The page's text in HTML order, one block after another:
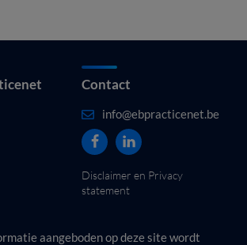
Contact
info@ebpracticenet.be
Disclaimer en Privacy
statement
aangeboden op deze site wordt